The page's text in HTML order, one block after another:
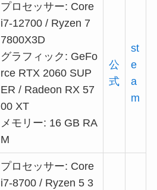
プロセッサー: Core
i7-12700 / Ryzen 7
7800X3D
グラフィック: GeFo
rce RTX 2060 SUP
ER / Radeon RX 57
00 XT
メモリー: 16 GB RA
M
公
式
st
e
a
m
プロセッサー: Core
i7-8700 / Ryzen 5 3